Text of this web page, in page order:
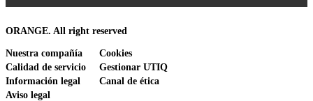
ORANGE. All right reserved
Nuestra compañía
Calidad de servicio
Información legal
Aviso legal
Cookies
Gestionar UTIQ
Canal de ética